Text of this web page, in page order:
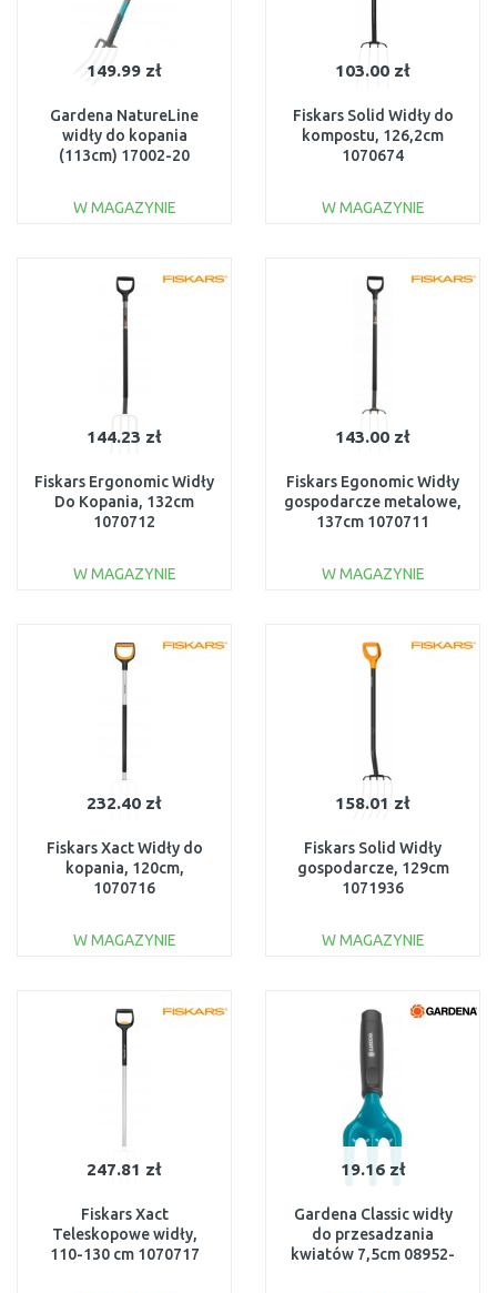
149.99 zł
Gardena NatureLine
widły do kopania
(113cm) 17002-20
W MAGAZYNIE
Do porównania
103.00 zł
Fiskars Solid Widły do
kompostu, 126,2cm
1070674
W MAGAZYNIE
Do porównania
144.23 zł
Fiskars Ergonomic Widły
Do Kopania, 132cm
1070712
W MAGAZYNIE
Do porównania
143.00 zł
Fiskars Egonomic Widły
gospodarcze metalowe,
137cm 1070711
W MAGAZYNIE
Do porównania
232.40 zł
Fiskars Xact Widły do
kopania, 120cm,
1070716
W MAGAZYNIE
Do porównania
158.01 zł
Fiskars Solid Widły
gospodarcze, 129cm
1071936
W MAGAZYNIE
Do porównania
247.81 zł
Fiskars Xact
Teleskopowe widły,
110-130 cm 1070717
19.16 zł
Gardena Classic widły
do przesadzania
kwiatów 7,5cm 08952-